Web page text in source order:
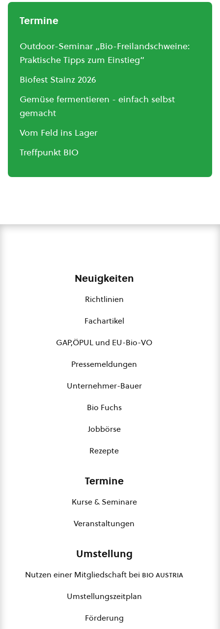
Termine
Outdoor-Seminar „Bio-Freilandschweine:
Praktische Tipps zum Einstieg“
Biofest Stainz 2026
Gemüse fermentieren - einfach selbst
gemacht
Vom Feld ins Lager
Treffpunkt BIO
Neuigkeiten
Richtlinien
Fachartikel
GAP,ÖPUL und EU-Bio-VO
Pressemeldungen
Unternehmer-Bauer
Bio Fuchs
Jobbörse
Rezepte
Termine
Kurse & Seminare
Veranstaltungen
Umstellung
Nutzen einer Mitgliedschaft bei bio austria
Umstellungszeitplan
Förderung